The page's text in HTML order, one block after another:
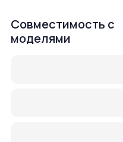
Совместимость с
моделями